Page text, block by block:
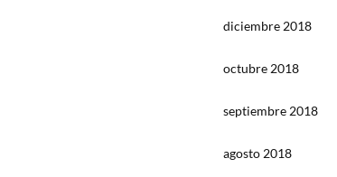
diciembre 2018
octubre 2018
septiembre 2018
agosto 2018